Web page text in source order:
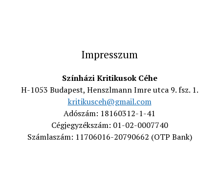
Impresszum
Színházi Kritikusok Céhe
H-1053 Budapest, Henszlmann Imre utca 9. fsz. 1.
kritikusceh@gmail.com
Adószám: 18160312-1-41
Cégjegyzékszám: 01-02-0007740
Számlaszám: 11706016-20790662 (OTP Bank)